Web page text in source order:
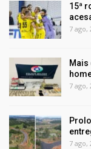
15ª
7 ago,
7 ago,
7 ago,